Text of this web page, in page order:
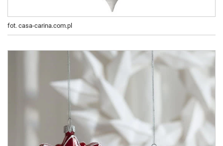
fot. casa-carina.com.pl